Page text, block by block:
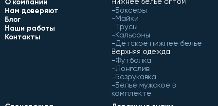
О компании
Нам доверяют
Блог
Наши работы
Контакты
Боксеры
Майки
Трусы
Кальсоны
Детское нижнее белье
Верхняя одежда
Футболка
Лонгслив
Безрукавка
Белье мужское в
комплекте